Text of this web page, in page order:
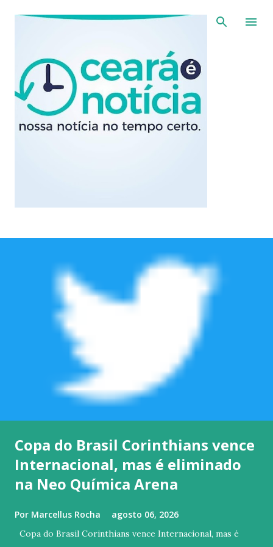
Pular para o conteúdo principal
Copa do Brasil Corinthians vence
Internacional, mas é eliminado
na Neo Química Arena
Por Marcellus Rocha agosto 06, 2026
Copa do Brasil Corinthians vence Internacional, mas é